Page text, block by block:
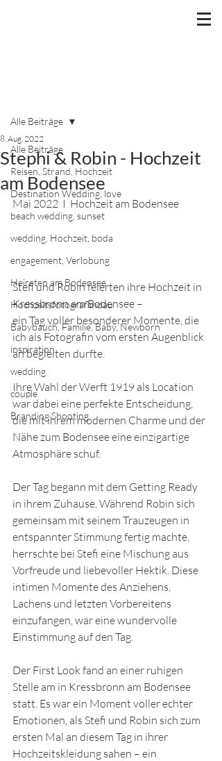
Alle Beiträge
Reisen, Strand, Hochzeit
Destination Wedding, love
beach wedding, sunset
wedding, Hochzeit, boda
engagement, Verlobung
Heiraten am Bodensee
Hochzeitsfotograflindau
Babybauch, Familie, Baby, Newborn
inspiration
wedding
couple
Branding Shooting
Alle Beiträge
Stephi & Robin - Hochzeit
am Bodensee
8. Aug. 2022
Mai 2022  I  Hochzeit am Bodensee
Stefi und Robin feierten ihre Hochzeit in
Kressbronn am Bodensee –
ein Tag voller besonderer Momente, die
ich als Fotografin vom ersten Augenblick
an begleiten durfte.
Ihre Wahl der Werft 1919 als Location
war dabei eine perfekte Entscheidung,
die mit ihrem modernen Charme und der
Nähe zum Bodensee eine einzigartige
Atmosphäre schuf.
Der Tag begann mit dem Getting Ready
in ihrem Zuhause. Während Robin sich
gemeinsam mit seinem Trauzeugen in
entspannter Stimmung fertig machte,
herrschte bei Stefi eine Mischung aus
Vorfreude und liebevoller Hektik. Diese
intimen Momente des Anziehens,
Lachens und letzten Vorbereitens
einzufangen, war eine wundervolle
Einstimmung auf den Tag.
Der First Look fand an einer ruhigen
Stelle am in Kressbronn am Bodensee
statt. Es war ein Moment voller echter
Emotionen, als Stefi und Robin sich zum
ersten Mal an diesem Tag in ihrer
Hochzeitskleidung sahen – ein